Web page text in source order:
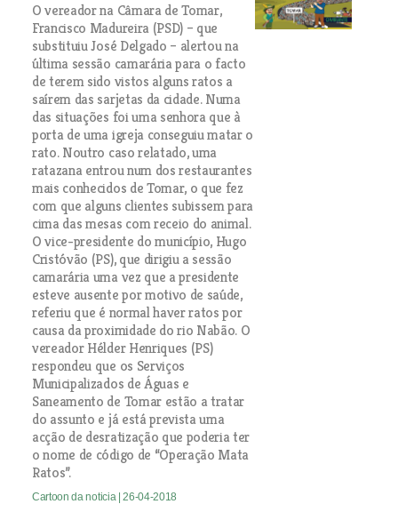
O vereador na Câmara de Tomar,
Francisco Madureira (PSD) – que
substituiu José Delgado – alertou na
última sessão camarária para o facto
de terem sido vistos alguns ratos a
saírem das sarjetas da cidade. Numa
das situações foi uma senhora que à
porta de uma igreja conseguiu matar o
rato. Noutro caso relatado, uma
ratazana entrou num dos restaurantes
mais conhecidos de Tomar, o que fez
com que alguns clientes subissem para
cima das mesas com receio do animal.
O vice-presidente do município, Hugo
Cristóvão (PS), que dirigiu a sessão
camarária uma vez que a presidente
esteve ausente por motivo de saúde,
referiu que é normal haver ratos por
causa da proximidade do rio Nabão. O
vereador Hélder Henriques (PS)
respondeu que os Serviços
Municipalizados de Águas e
Saneamento de Tomar estão a tratar
do assunto e já está prevista uma
acção de desratização que poderia ter
o nome de código de “Operação Mata
Ratos”.
Cartoon da noticia | 26-04-2018